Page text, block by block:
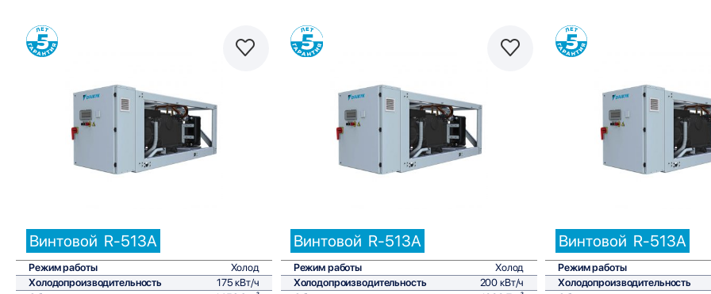
Сравнить
Винтовой R-513A
Режим работы
Холод
Холодопроизводительность
175 кВт/ч
Сравнить
Винтовой R-513A
Режим работы
Холод
Холодопроизводительность
200 кВт/ч
Винтовой R-513A
Режим работы
Холодопроизводительность